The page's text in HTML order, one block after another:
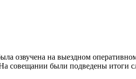
озвучена на выездном
совещании были подведены итоги